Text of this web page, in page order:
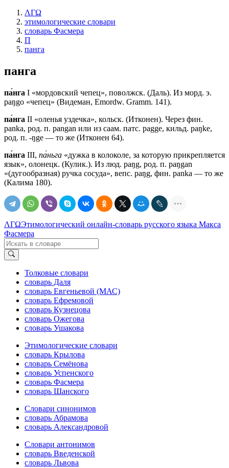
ΛΓΩ
этимологические словари
словарь Фасмера
П
панга
панга
па́нга I «мордовский чепец», поволжск. (Даль). Из морд. э.
раŋgо «чепец» (Видеман, Emordw. Gramm. 141).
па́нга II «оленья уздечка», кольск. (Итконен). Через фин.
раnkа, род. п. раngаn или из саам. патс. раggе, кильд. раŋkе,
род. п. -ŋgе — то же (Итконен 64).
па́нга III, па́ньга «дужка в колоколе, за которую прикрепляется
язык», олонецк. (Кулик.). Из люд. раŋg, род. п. раŋgаn
«(дугообразная) ручка сосуда», вепс. раŋg, фин. раnkа — то же
(Калима 180).
ΛΓΩЭтимологический онлайн-словарь русского языка Макса
Фасмера
Толковые словари
словарь Даля
словарь Евгеньевой (МАС)
словарь Ефремовой
словарь Кузнецова
словарь Ожегова
словарь Ушакова
Этимологические словари
словарь Крылова
словарь Семёнова
словарь Успенского
словарь Фасмера
словарь Шанского
Словари синонимов
словарь Абрамова
словарь Александровой
Словари антонимов
словарь Введенской
словарь Львова